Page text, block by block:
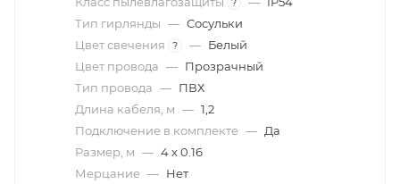
?
Тип гирлянды — Сосульки
Цвет свечения
? — Белый
Цвет провода — Прозрачный
Тип провода — ПВХ
Длина кабеля, м — 1,2
Подключение в комплекте — Да
Размер, м — 4 x 0.16
Мерцание — Нет